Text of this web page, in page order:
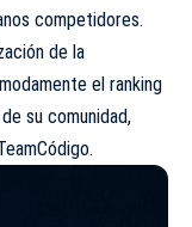
competidores.
de la
el ranking
su comunidad,